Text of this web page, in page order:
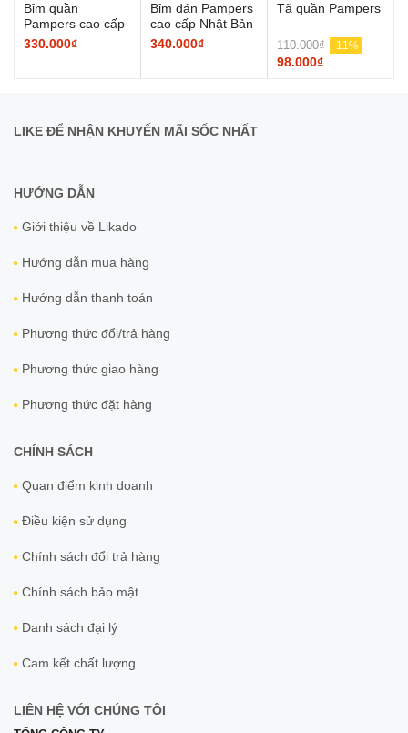
Bỉm quần
Pampers cao cấp
Nhật Bản
330.000₫
Bỉm dán Pampers
cao cấp Nhật Bản
340.000₫
Tã quần Pampers
110.000₫ -11%
98.000₫
LIKE ĐỂ NHẬN KHUYẾN MÃI SỐC NHẤT
HƯỚNG DẪN
Giới thiệu về Likado
Hướng dẫn mua hàng
Hướng dẫn thanh toán
Phương thức đổi/trả hàng
Phương thức giao hàng
Phương thức đặt hàng
CHÍNH SÁCH
Quan điểm kinh doanh
Điều kiện sử dụng
Chính sách đổi trả hàng
Chính sách bảo mật
Danh sách đại lý
Cam kết chất lượng
LIÊN HỆ VỚI CHÚNG TÔI